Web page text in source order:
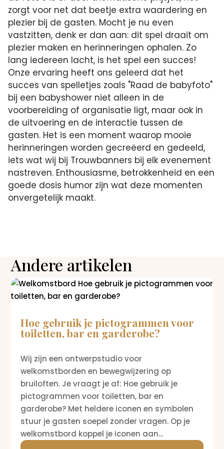
zorgt voor net dat beetje extra waardering en
plezier bij de gasten. Mocht je nu even
vastzitten, denk er dan aan: dit spel draait om
plezier maken en herinneringen ophalen. Zo
lang iedereen lacht, is het spel een succes!
Onze ervaring heeft ons geleerd dat het
succes van spelletjes zoals "Raad de babyfoto"
bij een babyshower niet alleen in de
voorbereiding of organisatie ligt, maar ook in
de uitvoering en de interactie tussen de
gasten. Het is een moment waarop mooie
herinneringen worden gecreëerd en gedeeld,
iets wat wij bij Trouwbanners bij elk evenement
nastreven. Enthousiasme, betrokkenheid en een
goede dosis humor zijn wat deze momenten
onvergetelijk maakt.
Andere artikelen
Hoe gebruik je pictogrammen voor
toiletten, bar en garderobe?
Wij zijn een ontwerpstudio voor
welkomstborden en bewegwijzering op
bruiloften. Je vraagt je af: Hoe gebruik je
pictogrammen voor toiletten, bar en
garderobe? Met heldere iconen en symbolen
stuur je gasten soepel zonder vragen. Op je
welkomstbord koppel je iconen aan...